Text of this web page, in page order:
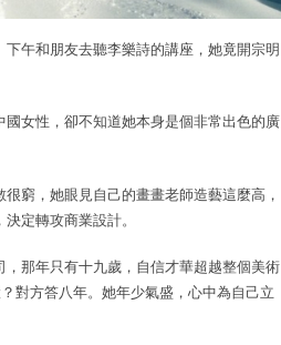
下午和朋友去聽李樂詩的講座，她竟開宗明
女性，卻不知道她本身是個非常出色的廣
窮，她眼見自己的畫畫老師造藝這麼高，
定轉攻商業設計。
那年只有十九歲，自信才華超越整個美術
對方答八年。她年少氣盛，心中為自己立